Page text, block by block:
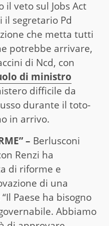
il veto sul Jobs Act
il segretario Pd
che metta tutti
potrebbe arrivare,
di Ncd, con
di ministro
difficile da
durante il toto-
in arrivo.
– Berlusconi
Renzi ha
di riforme e
di una
Paese ha bisogno
Abbiamo